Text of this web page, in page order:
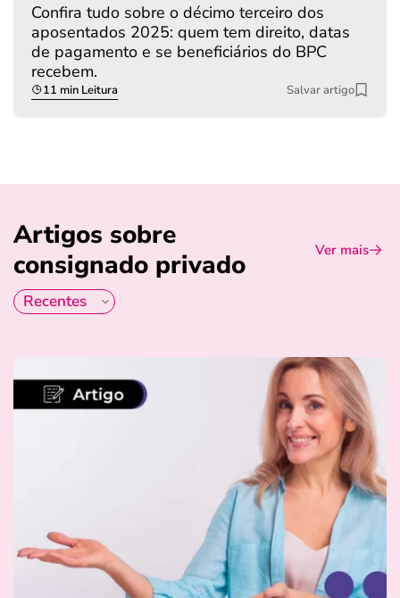
Confira tudo sobre o décimo terceiro dos
aposentados 2025: quem tem direito, datas
de pagamento e se beneficiários do BPC
recebem.
11 min Leitura Salvar artigo
Artigos sobre
consignado privado
Ver mais